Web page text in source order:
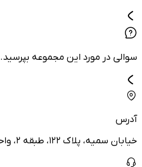
سوالی در مورد این مجموعه بپرسید.
آدرس
خیابان سمیه، پلاک ۱۲۲، طبقه ۲، واحد۲۰۲